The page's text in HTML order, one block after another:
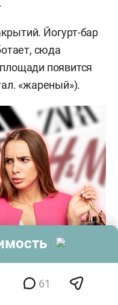
Йогурт-бар
сюда
появится
«жареный»).
«Тандем»
61